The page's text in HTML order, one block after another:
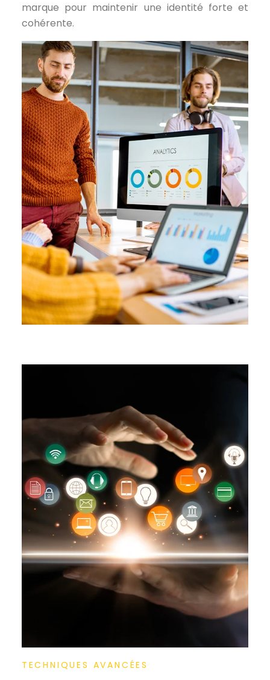
marque pour maintenir une identité forte et
cohérente.
TECHNIQUES AVANCÉES